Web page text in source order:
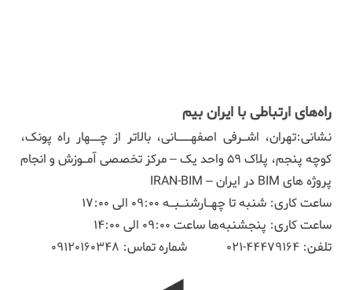
راه‌های ارتباطی با ایران بیم
نشانی:تهران، اشـرفی اصفهـــانی، بالاتر از چــهار راه پونک،
کوچه پنجم، پلاک ۵۹ واحد یک – مرکز تخصصی آمـوزش و انجام
پروژه های BIM در ایران – IRAN-BIM
ساعت کاری: شنبه تا چهـارشنـبـه 09:00 الی 17:00
ساعت کاری: پنجشنبه‌ها ساعت 09:00 الی 14:00
تلفن: 44479164-021 شماره تماس: 09120160348